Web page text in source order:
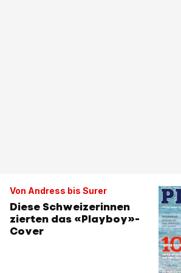
Von Andress bis Surer
Diese Schweizerinnen
zierten das «Playboy»-
Cover